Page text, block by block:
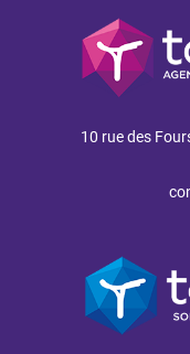
10 rue des